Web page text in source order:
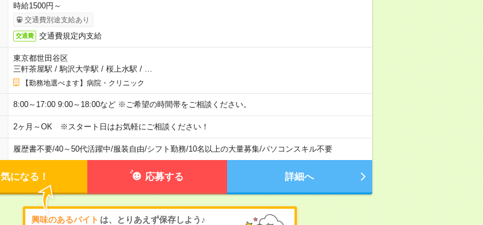
時給1500円～
交通費別途支給あり
交通費 交通費規定内支給
東京都世田谷区
三軒茶屋駅 / 駒沢大学駅 / 桜上水駅 /
【勤務地選べます】病院・クリニック
8:00～17:00 9:00～18:00など ※ご希望の時間帯をご相談ください。
2ヶ月～OK ※スタート日はお気軽にご相談ください！
履歴書不要/40～50代活躍中/服装自由/シフト勤務/10名以上の大量募集/パソコンスキル不要
気になる！ 応募する 詳細へ
興味のあるバイト は、とりあえず保存しよう♪